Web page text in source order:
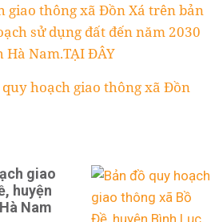
giao thông xã Đồn Xá trên bản
sử dụng đất đến năm 2030
Nam.TẠI ĐÂY
hoạch giao thông xã Đồn
giao
huyện
Nam